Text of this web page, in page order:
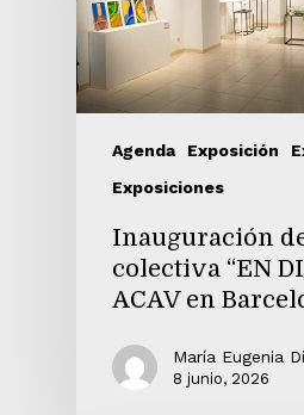
Agenda Exposición
Exposiciones
Inauguración
colectiva “EN
ACAV en
María Eugenia
8 junio, 2026